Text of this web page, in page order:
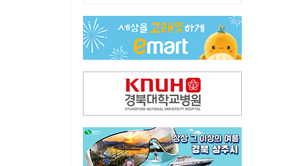
[농지 전수조사 폐해] 실경작농·청년농 부담도 커진다
아쉬운 태클
김주수 전 의성군수 공덕비 결국 철거… 문화재법 위반 원상복구